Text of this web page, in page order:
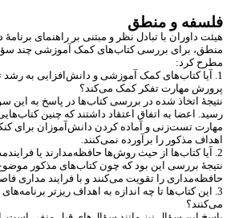
فلسفه و منطق
هیئت داوران با تبادل نظر و مبتنی بر راهنمای
منطق، برای بررسی کتابهای کمک آموزشی چند
مطرح کرد:
1. آیا کتاب
های کمک آموزشی و دانش افزایی به
پرورش مهارت تفکر کمک میکند؟
نتیجۀ اتخاذ شده در بررسی کتابها در پاسخ به این
رسید. اعضا به اتفاق اعتقاد داشتند که چنین کتاب
مهارت تستزنی و آماده کردن دانش آموزان برای
اهداف مذکور را برآورده نمیکنند.
2. آیا کتاب
ها از حیث روشها حافظهمدارند یا فرایند
نتیجۀ بررسی این بود که چون کتابهای مذکور
حافظهمداری را تقویت میکنند و با فرایند مداری
3. این کتاب
ها تا چه اندازه به اهداف ریزتر برنامه
میکنند؟